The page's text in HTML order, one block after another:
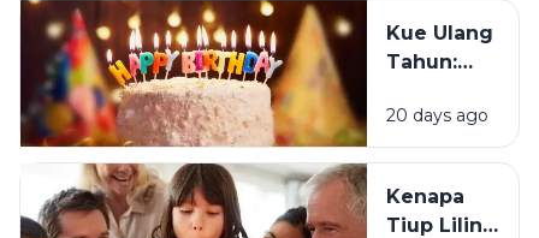
Tahun?
Kue Ulang
Tahun:
Tradisi Ini
Berawal?
20 days ago
Kenapa
Tiup Lilin